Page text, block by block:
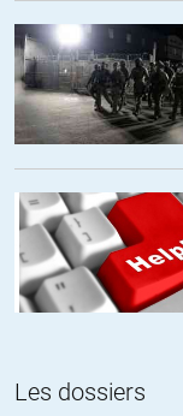
Les dossiers